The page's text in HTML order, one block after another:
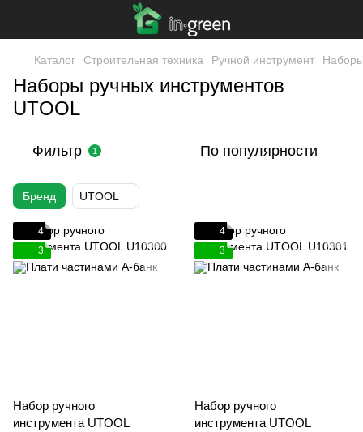
Каталог Строительная техника Ручной инструмент
Наборы ручных инструментов
UTOOL
Фильтр 1 По популярности
Бренд UTOOL
4
3
Набор ручного
инструмента UTOOL
4
3
Набор ручного
инструмента UTOOL